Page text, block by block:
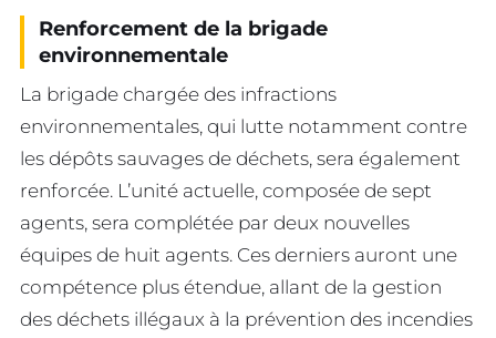
Renforcement de la brigade
environnementale
La brigade chargée des infractions
environnementales, qui lutte notamment contre
les dépôts sauvages de déchets, sera également
renforcée. L’unité actuelle, composée de sept
agents, sera complétée par deux nouvelles
équipes de huit agents. Ces derniers auront une
compétence plus étendue, allant de la gestion
des déchets illégaux à la prévention des incendies